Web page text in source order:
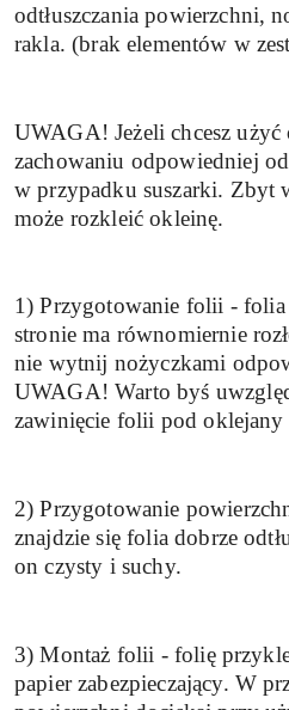
odtłuszczania powierzchni,
rakla. (brak elementów w
UWAGA! Jeżeli chcesz użyć
zachowaniu odpowiedniej
w przypadku suszarki. Zbyt
może rozkleić okleinę.
1) Przygotowanie folii - folia
stronie ma równomiernie
nie wytnij nożyczkami
UWAGA! Warto byś
zawinięcie folii pod oklejany
2) Przygotowanie
znajdzie się folia dobrze
on czysty i suchy.
3) Montaż folii - folię
papier zabezpieczający. W